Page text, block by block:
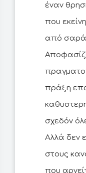
έναν
που
από
πράξη
σχεδόν
Αλλά δεν
στους
που